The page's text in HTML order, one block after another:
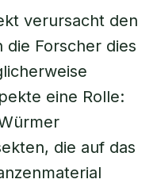
verursacht den
die Forscher dies
eine Rolle:
die auf das